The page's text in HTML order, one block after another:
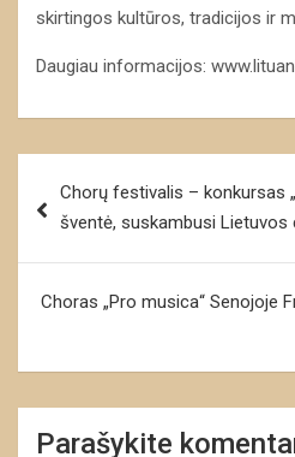
skirtingos kultūros, tradicijos ir
Daugiau informacijos:
tarpChorų festivalis – konkursas
šventė, suskambusi Lietuvos
Choras „Pro musica“ Senojoje
Parašykite